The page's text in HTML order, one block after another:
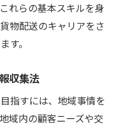
れらの基本スキルを身
物配送のキャリアをさ
す。
収集法
指すには、地域事情を
域内の顧客ニーズや交